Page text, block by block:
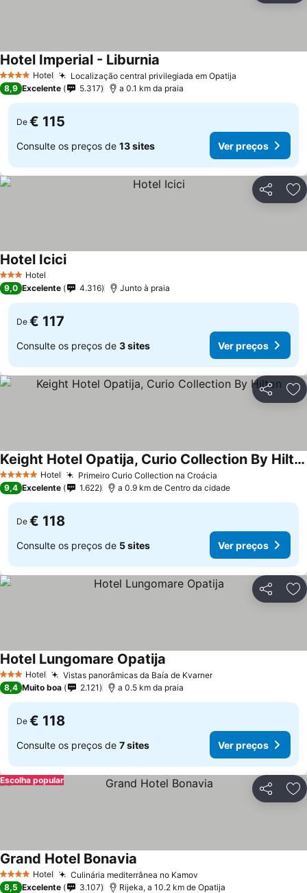
4 EstrelasHotel Localização central privilegiada em Opatija
Hotel Imperial - Liburnia
8,9 Excelente 5.317 a 0.1 km da praia
De € 115
Consulte os preços de 13 sites Ver preços
Partilhar
3 EstrelasHotel
Hotel Icici
9,0 Excelente 4.316 Junto à praia
De € 117
Consulte os preços de 3 sites Ver preços
Partilhar
5 Estrelas Hotel Primeiro Curio Collection na Croácia
Keight Hotel Opatija, Curio Collection By Hilton
9,4 Excelente 1.622 a 0.9 km de Centro da cidade
De € 118
Consulte os preços de 5 sites Ver preços
Partilhar
3 EstrelasHotel Vistas panorâmicas da Baía de Kvarner
Hotel Lungomare Opatija
8,4 Muito boa 2.121 a 0.5 km da praia
De € 118
Consulte os preços de 7 sites Ver preços
Partilhar
Escolha popular
4 EstrelasHotel Culinária mediterrânea no Kamov
Grand Hotel Bonavia
8,5 Excelente 3.107 Rijeka, a 10.2 km de Opatija